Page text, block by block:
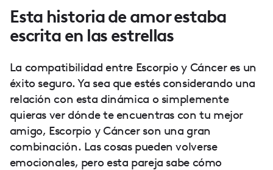
Esta historia de amor estaba
escrita en las estrellas
La compatibilidad entre Escorpio y Cáncer es un
éxito seguro. Ya sea que estés considerando una
relación con esta dinámica o simplemente
quieras ver dónde te encuentras con tu mejor
amigo, Escorpio y Cáncer son una gran
combinación. Las cosas pueden volverse
emocionales, pero esta pareja sabe cómo